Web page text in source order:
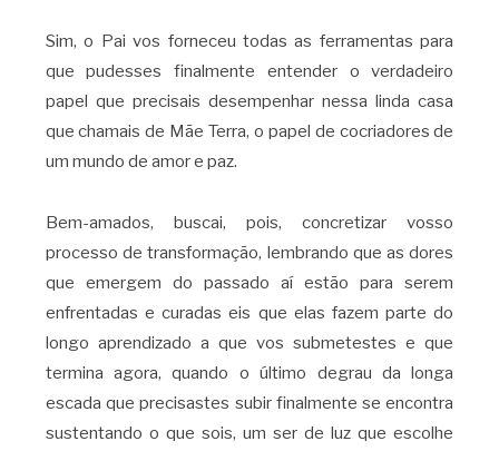
Sim, o Pai vos forneceu todas as ferramentas para
que pudesses finalmente entender o verdadeiro
papel que precisais desempenhar nessa linda casa
que chamais de Mãe Terra, o papel de cocriadores de
um mundo de amor e paz.
Bem-amados, buscai, pois, concretizar vosso
processo de transformação, lembrando que as dores
que emergem do passado aí estão para serem
enfrentadas e curadas eis que elas fazem parte do
longo aprendizado a que vos submetestes e que
termina agora, quando o último degrau da longa
escada que precisastes subir finalmente se encontra
sustentando o que sois, um ser de luz que escolhe